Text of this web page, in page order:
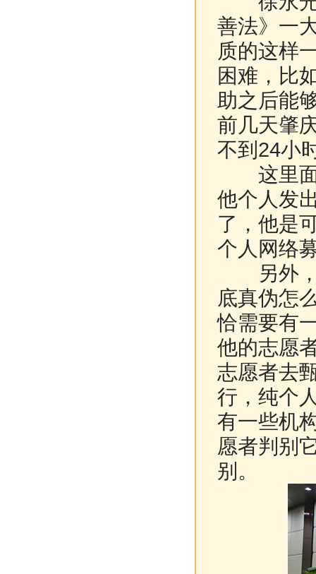
善法》一
质的这样
困难，比
助之后能
前几天肇
不到24小
这里面
他个人发
了，他是
个人网络
另外，
底真伪怎
恰需要有
他的志愿
志愿者去
行，纯个
有一些机
愿者判别
别。